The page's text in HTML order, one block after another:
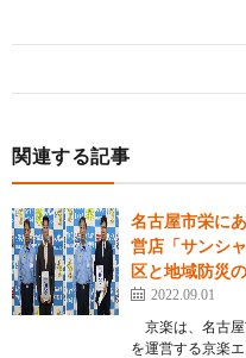
関連する記事
名古屋市栄に
営店「サンシ
区と地域防災
2022.09.01
京楽は、名古屋
を運営する京楽